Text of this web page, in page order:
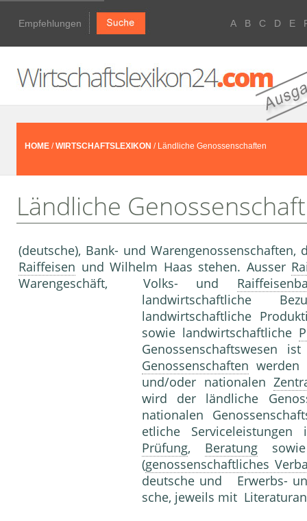
Empfehlungen A B C D E
HOME /WIRTSCHAFTSLEXIKON / Ländliche Genossenschaften
Ländliche
(deutsche), Bank- und
Raiffeisen und Wilhelm Haas stehen. Ausser
Warengeschäft, Volks- und
landwirtschaftliche
landwirtschaftliche
sowie land­wirtschaftliche
Genossenschaftswesen
Genossenschaften wer­den
und/oder nationalen
wird der ländliche
nationalen
etliche Serviceleistungen
Prüfung, Beratung
(genossenschaftliches
deutsche und Erwerbs-
sche, jeweils mit